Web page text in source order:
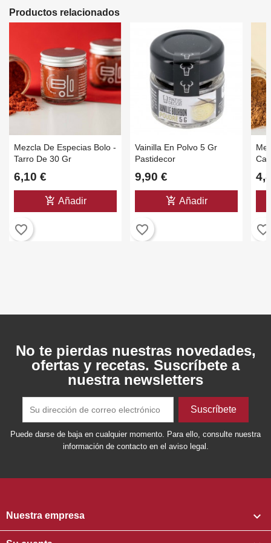
Productos relacionados
Mezcla De Especias Bolo -
Tarro De 30 Gr
6,10 €
add_shopping_cart Añadir
favorite_border
Vainilla En Polvo 5 Gr
Pastidecor
9,90 €
add_shopping_cart Añadir
favorite_border favorite_border
No te pierdas nuestras novedades,
ofertas y recetas. Suscríbete a
nuestra newsletters
Puede darse de baja en cualquier momento. Para ello, consulte nuestra
información de contacto en el aviso legal.
Nuestra empresa 